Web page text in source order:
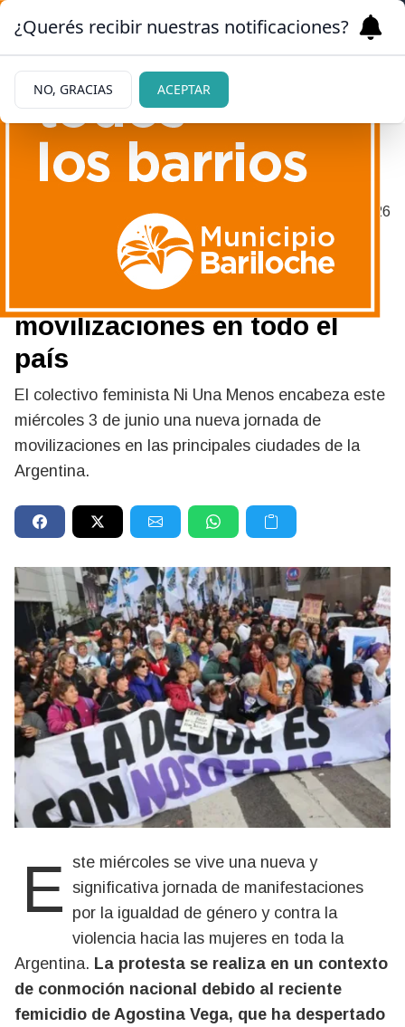
SECTORES DE LA SOCIEDAD
03/06/2026
Marcha Ni Una Menos:
comienzan las
movilizaciones en todo el
país
El colectivo feminista Ni Una Menos encabeza este
miércoles 3 de junio una nueva jornada de
movilizaciones en las principales ciudades de la
Argentina.
Este miércoles se vive una nueva y significativa jornada de manifestaciones
por la igualdad de género y contra la
violencia hacia las mujeres en toda la
Argentina. La protesta se realiza en un contexto
de conmoción nacional debido al reciente
femicidio de Agostina Vega, que ha despertado
¿Querés recibir nuestras notificaciones?
NO, GRACIAS ACEPTAR